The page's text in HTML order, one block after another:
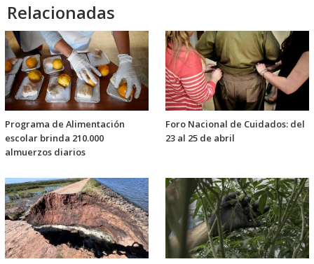
Relacionadas
Programa de Alimentación
escolar brinda 210.000
almuerzos diarios
Foro Nacional de Cuidados: del
23 al 25 de abril